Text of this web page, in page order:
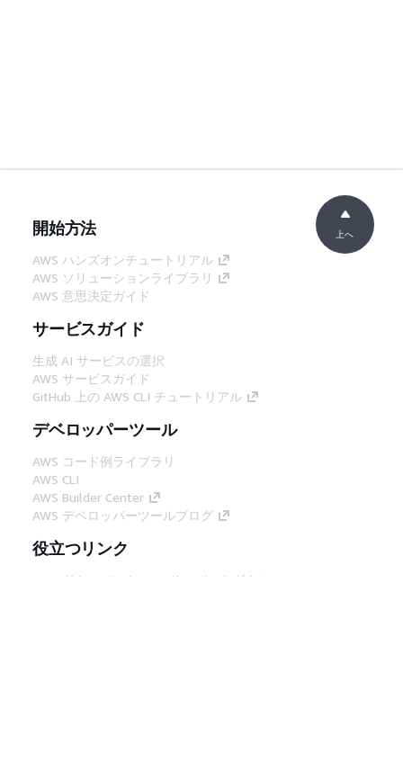
開始方法
AWS ハンズオンチュートリアル
AWS ソリューションライブラリ
AWS 意思決定ガイド
サービスガイド
生成 AI サービスの選択
AWS サービスガイド
GitHub 上の AWS CLI チュートリアル
デベロッパーツール
AWS コード例ライブラリ
AWS CLI
AWS Builder Center
AWS デベロッパーツールブログ
役立つリンク
AWS ドキュメント MCP サーバーをダウンロー
上へ